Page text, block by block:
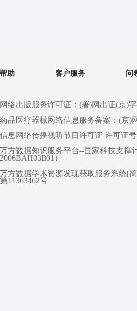
帮助 客户服务 问
网络出版服务许可证：(署)网出证(京)
药品医疗器械网络信息服务备案：(京)
信息网络传播视听节目许可证 许可证号
万方数据知识服务平台--国家科技支撑
2006BAH03B01）
万方数据学术资源发现获取服务系统[
第11363462号